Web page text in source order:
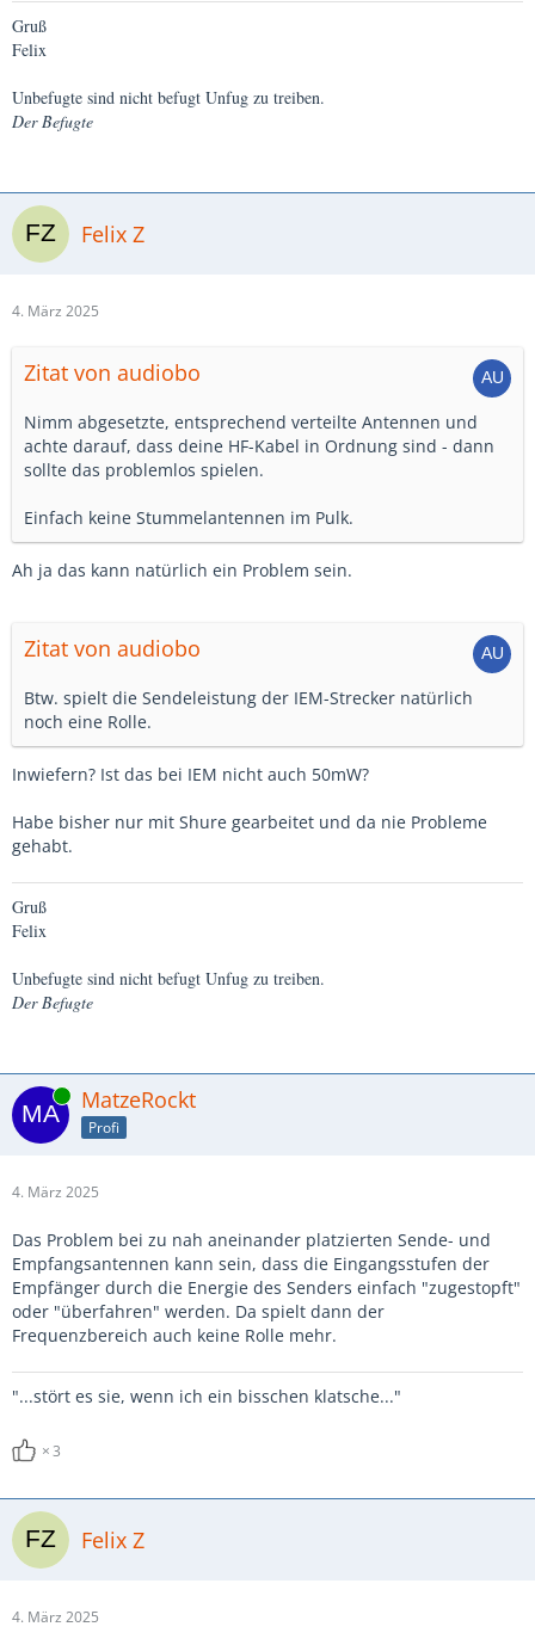
Gruß
Felix
Unbefugte sind nicht befugt Unfug zu treiben.
Der Befugte
Felix Z
4. März 2025
Zitat von audiobo
Nimm abgesetzte, entsprechend verteilte Antennen und
achte darauf, dass deine HF-Kabel in Ordnung sind - dann
sollte das problemlos spielen.
Einfach keine Stummelantennen im Pulk.
Ah ja das kann natürlich ein Problem sein.
Zitat von audiobo
Btw. spielt die Sendeleistung der IEM-Strecker natürlich
noch eine Rolle.
Inwiefern? Ist das bei IEM nicht auch 50mW?
Habe bisher nur mit Shure gearbeitet und da nie Probleme
gehabt.
Gruß
Felix
Unbefugte sind nicht befugt Unfug zu treiben.
Der Befugte
Online MatzeRockt
Profi
4. März 2025
Das Problem bei zu nah aneinander platzierten Sende- und
Empfangsantennen kann sein, dass die Eingangsstufen der
Empfänger durch die Energie des Senders einfach "zugestopft"
oder "überfahren" werden. Da spielt dann der
Frequenzbereich auch keine Rolle mehr.
"...stört es sie, wenn ich ein bisschen klatsche..."
3
Felix Z
4. März 2025